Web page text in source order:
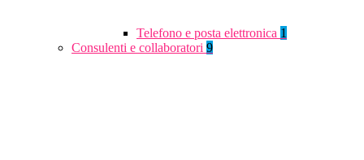
Telefono e posta elettronica 1
Consulenti e collaboratori 9